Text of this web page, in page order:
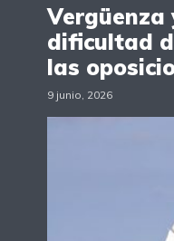
dificultad
las
9 junio, 2026